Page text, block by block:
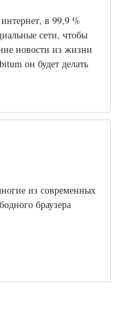
в 99,9 %
сети, чтобы
новости из жизни
он будет делать
из современных
браузера